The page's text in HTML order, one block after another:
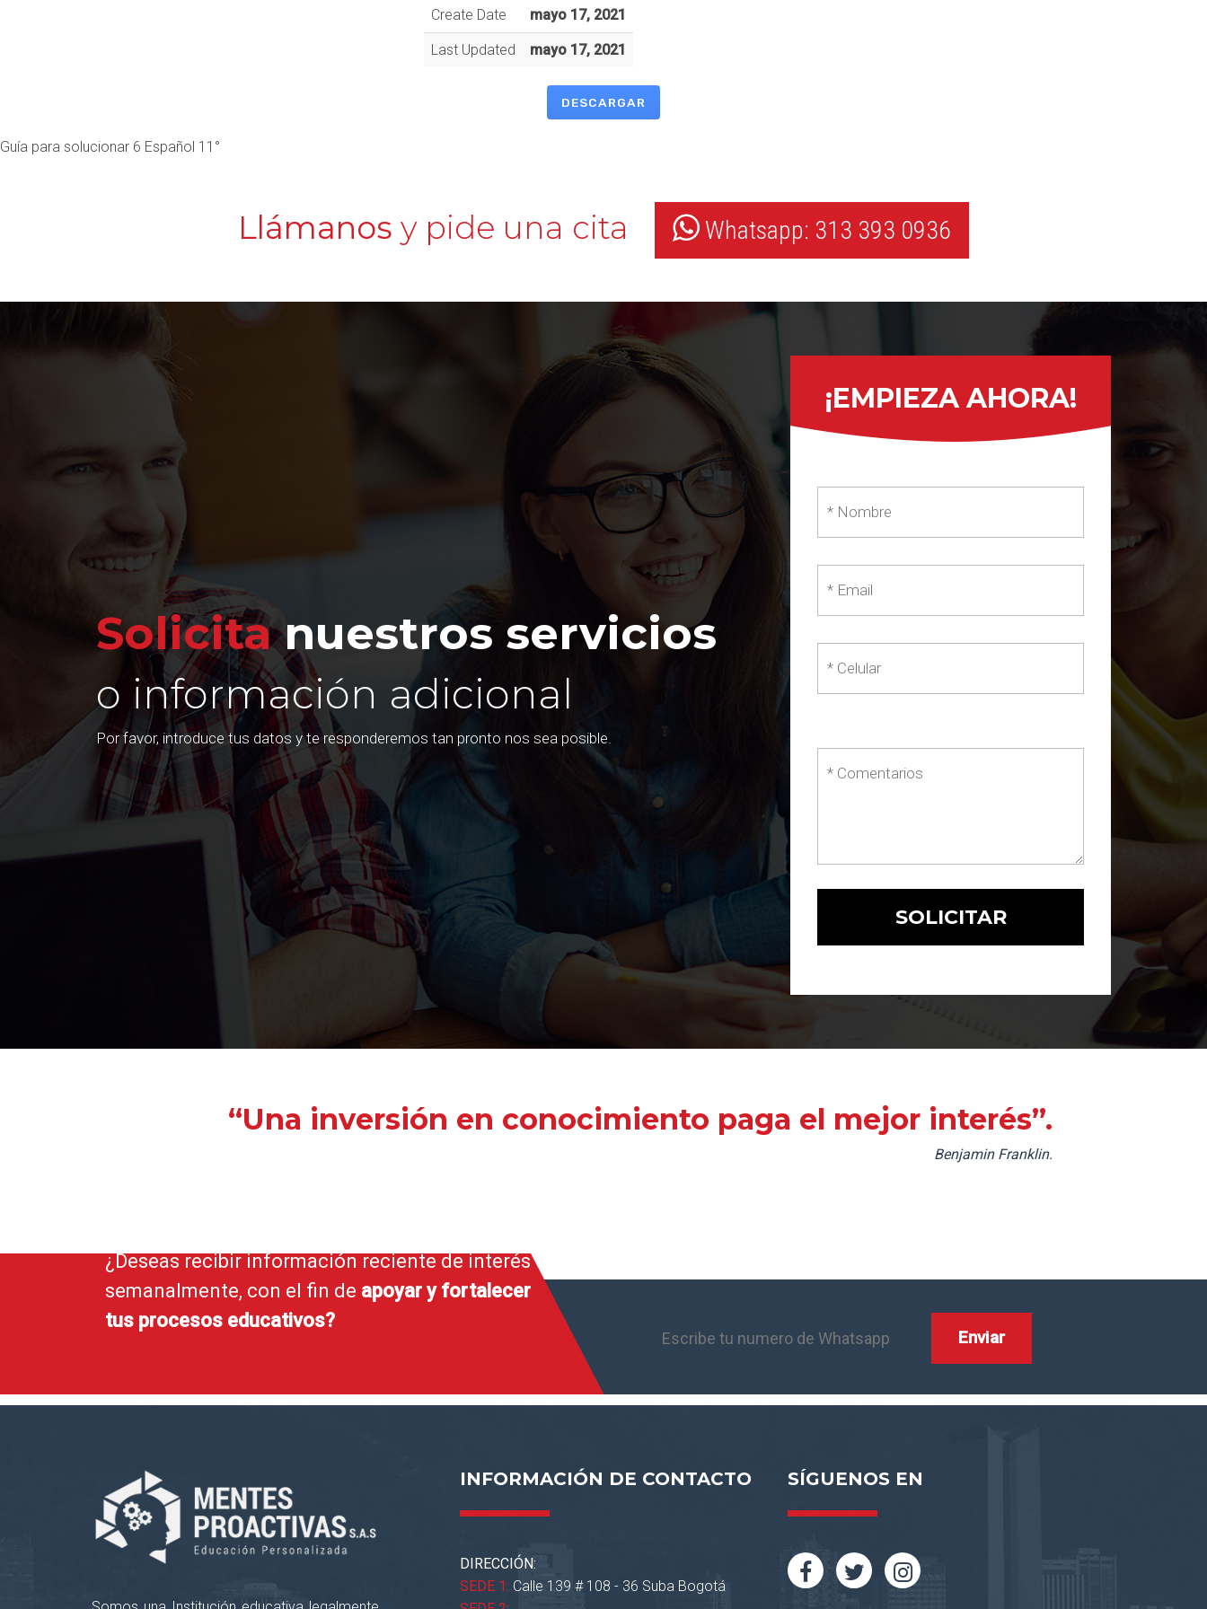
Create Date mayo 17, 2021
Last Updated mayo 17, 2021
DESCARGAR
Guía para solucionar 6 Español 11°
Llámanos y pide una cita Whatsapp: 313 393 0936
Solicitanuestros servicios
o información adicional
Por favor, introduce tus datos y te responderemos tan pronto nos sea posible.
¡EMPIEZA AHORA!
“Una inversión en conocimiento paga el mejor interés”.
Benjamin Franklin.
¿Deseas recibir información reciente de interés
semanalmente, con el fin de apoyar y fortalecer
tus procesos educativos?
INFORMACIÓN DE CONTACTO
DIRECCIÓN:
SEDE 1: Calle 139 # 108 - 36 Suba Bogotá
SÍGUENOS EN